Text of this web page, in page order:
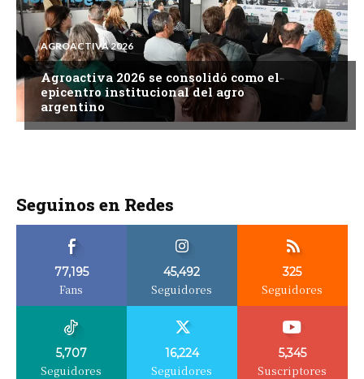
AGROACTIVA 2026
Agroactiva 2026 se consolidó como el
epicentro institucional del agro
argentino
Seguinos en Redes
77,195
Fans
45,492
Seguidores
325
Seguidores
5,707
Seguidores
16,224
Seguidores
5,345
Suscriptores